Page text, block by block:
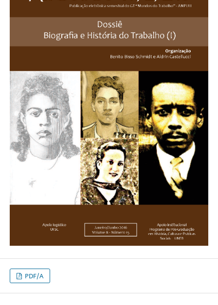
PDF/A